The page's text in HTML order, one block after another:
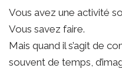
Vous avez une activité
Vous savez faire.
Mais quand il s’agit de
souvent de temps,